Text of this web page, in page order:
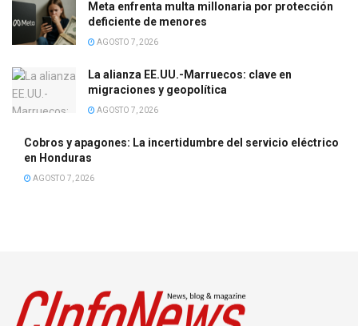
Meta enfrenta multa millonaria por protección
deficiente de menores
AGOSTO 7, 2026
La alianza EE.UU.-Marruecos: clave en
migraciones y geopolítica
AGOSTO 7, 2026
Cobros y apagones: La incertidumbre del servicio eléctrico
en Honduras
AGOSTO 7, 2026